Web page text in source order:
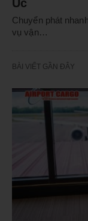
Úc
Chuyển phát
vụ vận…
BÀI VIẾT GẦN ĐÂY